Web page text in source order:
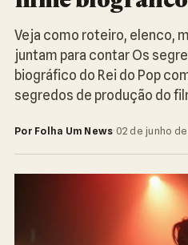
Veja como roteiro, elenco,
juntam para contar Os
biográfico do Rei do Pop
segredos de produção do
Por Folha Um News·02 de junho